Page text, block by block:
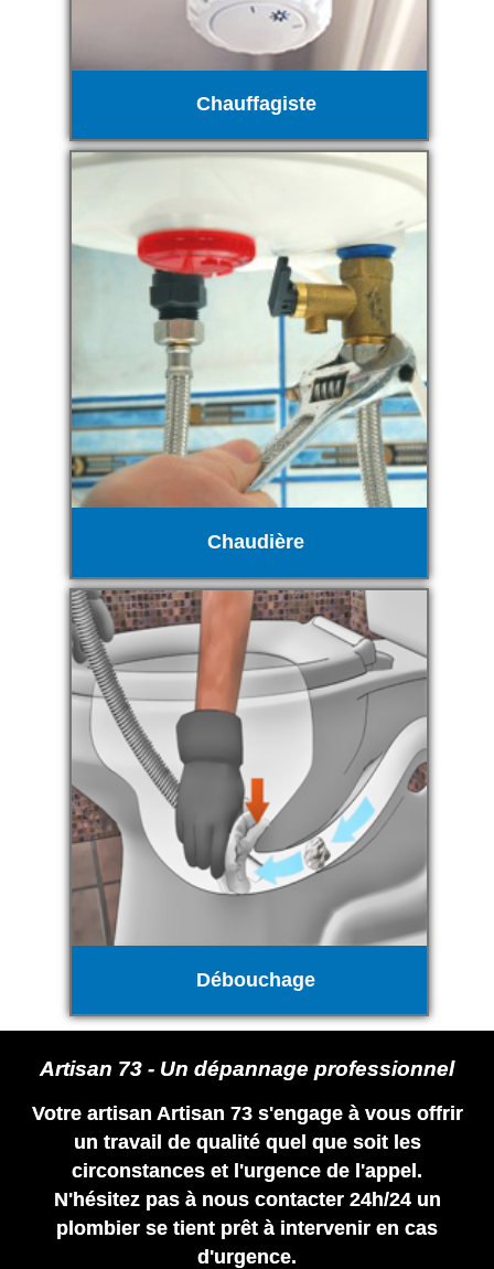
Chauffagiste
Chaudière
Débouchage
Artisan 73 - Un dépannage professionnel
Votre artisan Artisan 73 s'engage à vous offrir
un travail de qualité quel que soit les
circonstances et l'urgence de l'appel.
N'hésitez pas à nous contacter 24h/24 un
plombier se tient prêt à intervenir en cas
d'urgence.